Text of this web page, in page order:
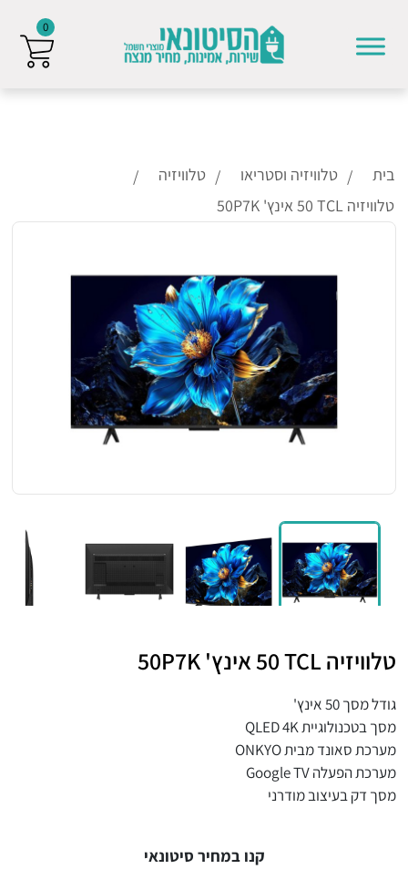
בית טלוויזיה וסטריאו
טלוויזיה
טלוויזיה ⁦TCL⁩ ‏50 אינץ' ⁦50P7K⁩
טלוויזיה ⁦TCL⁩ ‏50 אינץ' ⁦50P7K⁩
גודל מסך 50 אינץ'
מסך בטכנולוגיית QLED 4K
מערכת סאונד מבית ONKYO
מערכת הפעלה Google TV
מסך דק בעיצוב מודרני
קנו במחיר סיטונאי
0